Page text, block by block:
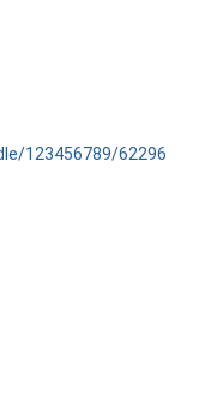
123456789/62296